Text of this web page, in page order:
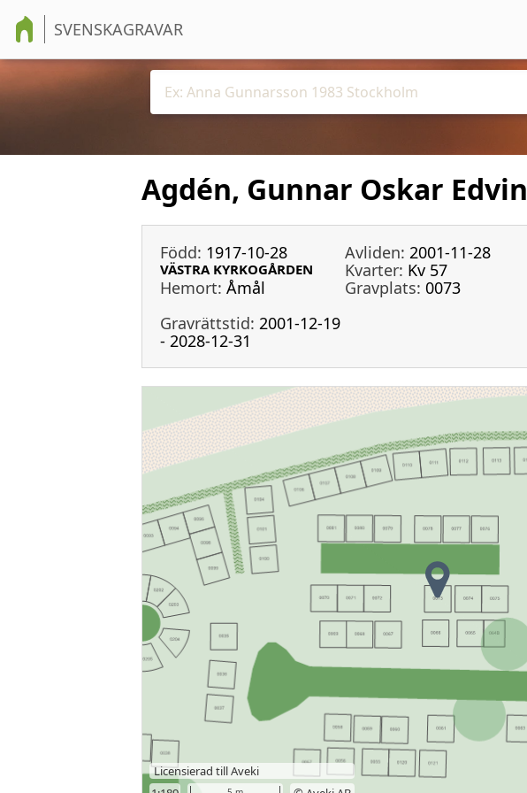
SVENSKAGRAVAR
Agdén, Gunnar Oskar Edvin
Född: 1917-10-28 Avliden: 2001-11-28
VÄSTRA KYRKOGÅRDEN Kvarter: Kv 57
Hemort: Åmål Gravplats: 0073
Gravrättstid: 2001-12-19
- 2028-12-31